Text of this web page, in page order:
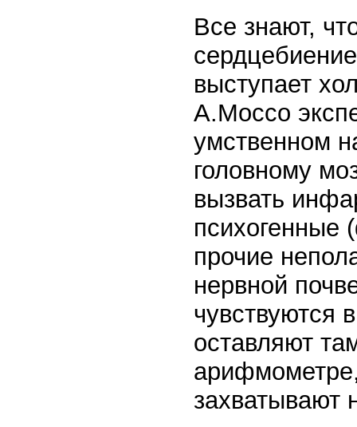
Все знают,
выступает
А.Моссо
умственном
головному
вызвать
психогенные
прочие
нервной
чувствуются
оставляют
захватывают